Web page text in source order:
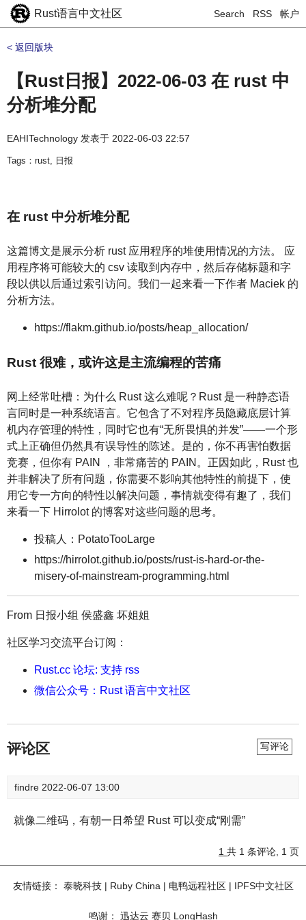
Rust语言中文社区 Search RSS 帐户
< 返回版块
【Rust日报】2022-06-03 在 rust 中
分析堆分配
EAHITechnology 发表于 2022-06-03 22:57
Tags：rust, 日报
在 rust 中分析堆分配
这篇博文是展示分析 rust 应用程序的堆使用情况的方法。 应
用程序将可能较大的 csv 读取到内存中，然后存储标题和字
段以供以后通过索引访问。我们一起来看一下作者 Maciek 的
分析方法。
https://flakm.github.io/posts/heap_allocation/
Rust 很难，或许这是主流编程的苦痛
网上经常吐槽：为什么 Rust 这么难呢？Rust 是一种静态语
言同时是一种系统语言。它包含了不对程序员隐藏底层计算
机内存管理的特性，同时它也有“无所畏惧的并发”——一个形
式上正确但仍然具有误导性的陈述。是的，你不再害怕数据
竞赛，但你有 PAIN ，非常痛苦的 PAIN。正因如此，Rust 也
并非解决了所有问题，你需要不影响其他特性的前提下，使
用它专一方向的特性以解决问题，事情就变得有趣了，我们
来看一下 Hirrolot 的博客对这些问题的思考。
投稿人：PotatoTooLarge
https://hirrolot.github.io/posts/rust-is-hard-or-the-
misery-of-mainstream-programming.html
From 日报小组 侯盛鑫 坏姐姐
社区学习交流平台订阅：
Rust.cc 论坛: 支持 rss
微信公众号：Rust 语言中文社区
评论区 写评论
findre 2022-06-07 13:00
就像二维码，有朝一日希望 Rust 可以变成“刚需”
1 共 1 条评论, 1 页
友情链接： 泰晓科技| Ruby China| 电鸭远程社区| IPFS中文社区
鸣谢： 迅达云 赛贝 LongHash